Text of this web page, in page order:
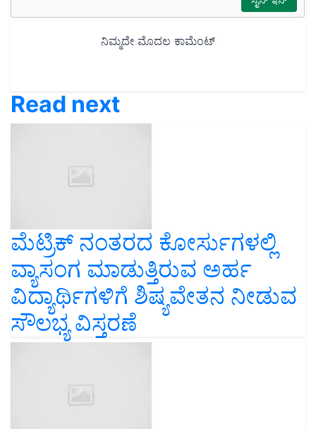
ಮೆಟ್ರಿಕ್ ನಂತರದ ಕೋರ್ಸುಗಳಲ್ಲಿ
ವ್ಯಾಸಂಗ ಮಾಡುತ್ತಿರುವ ಅರ್ಹ
ವಿದ್ಯಾರ್ಥಿಗಳಿಗೆ ಶಿಷ್ಯವೇತನ ನೀಡುವ
ಸೌಲಭ್ಯ ವಿಸ್ತರಣೆ